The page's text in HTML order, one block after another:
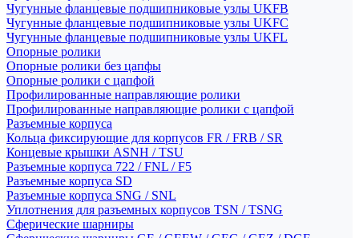
Чугунные фланцевые подшипниковые узлы UKFB
Чугунные фланцевые подшипниковые узлы UKFC
Чугунные фланцевые подшипниковые узлы UKFL
Опорные ролики
Опорные ролики без цапфы
Опорные ролики с цапфой
Профилированные направляющие ролики
Профилированные направляющие ролики с цапфой
Разъемные корпуса
Кольца фиксирующие для корпусов FR / FRB / SR
Концевые крышки ASNH / TSU
Разъемные корпуса 722 / FNL / F5
Разъемные корпуса SD
Разъемные корпуса SNG / SNL
Уплотнения для разъемных корпусов TSN / TSNG
Сферические шарниры